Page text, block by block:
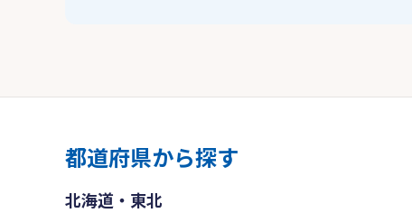
都道府県から探す
北海道・東北